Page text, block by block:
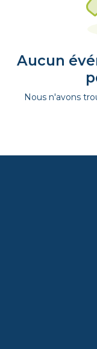
Aucun
Nous n'avons